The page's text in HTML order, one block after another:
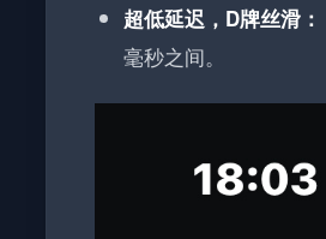
超低延迟，D牌丝滑：
毫秒之间。